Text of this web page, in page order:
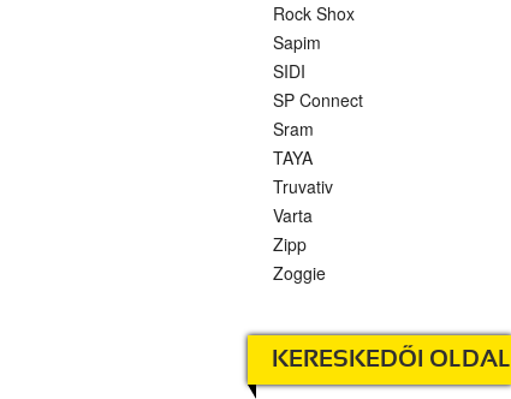
Rock Shox
Sapim
SIDI
SP Connect
Sram
TAYA
Truvativ
Varta
Zipp
Zoggie
KERESKEDŐI OLDAL